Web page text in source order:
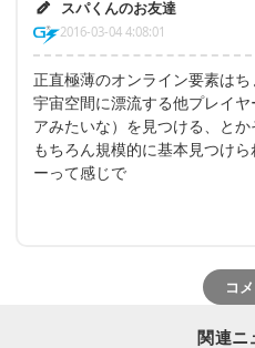
スパくんのお友達
2016-03-04 4:08:01
正直極薄のオンライン要素は
宇宙空間に漂流する他プレイ
アみたいな）を見つける、と
もちろん規模的に基本見つけ
ーって感じで
コ
関連ニ